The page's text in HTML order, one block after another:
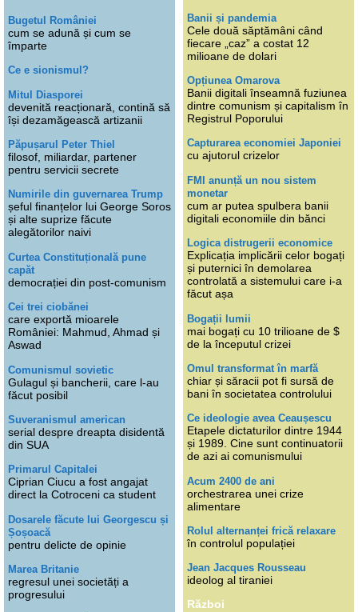
Bugetul României
cum se adună și cum se
împarte
Ce e sionismul?
Mitul Diasporei
devenită reacționară, contină să
își dezamăgească artizanii
Păpușarul Peter Thiel
filosof, miliardar, partener
pentru servicii secrete
Numirile din guvernarea Trump
șeful finanțelor lui George Soros
și alte suprize făcute
alegătorilor naivi
Curtea Constituțională pune
capăt
democrației din post-comunism
Cei trei ciobănei
care exportă mioarele
României: Mahmud, Ahmad și
Aswad
Comunismul sovietic
Gulagul și bancherii, care l-au
făcut posibil
Suveranismul american
serial despre dreapta disidentă
din SUA
Primarul Capitalei
Ciprian Ciucu a fost angajat
direct la Cotroceni ca student
Dosarele făcute lui Georgescu și
Șoșoacă
pentru delicte de opinie
Marea Britanie
regresul unei societăți a
progresului
Banii și pandemia
Cele două săptămâni când
fiecare „caz” a costat 12
milioane de dolari
Opțiunea Omarova
Banii digitali înseamnă fuziunea
dintre comunism și capitalism în
Registrul Poporului
Capturarea economiei Japoniei
cu ajutorul crizelor
FMI anunță un nou sistem
monetar
cum ar putea spulbera banii
digitali economiile din bănci
Logica distrugerii economice
Explicația implicării celor bogați
și puternici în demolarea
controlată a sistemului care i-a
făcut așa
Bogații lumii
mai bogați cu 10 trilioane de $
de la începutul crizei
Omul transformat în marfă
chiar și săracii pot fi sursă de
bani în societatea controlului
Ce ideologie avea Ceaușescu
Etapele dictaturilor dintre 1944
și 1989. Cine sunt continuatorii
de azi ai comunismului
Acum 2400 de ani
orchestrarea unei crize
alimentare
Rolul alternanței frică relaxare
în controlul populației
Jean Jacques Rousseau
ideolog al tiraniei
Război